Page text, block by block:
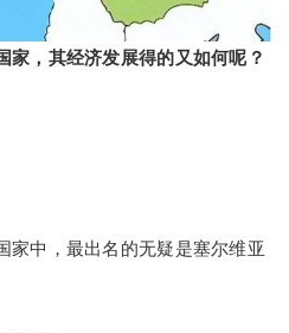
家，其经济发展得的又如何呢？
家中，最出名的无疑是塞尔维亚